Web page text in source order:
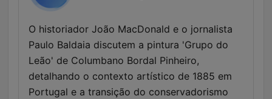
O historiador João MacDonald e o jornalista
Paulo Baldaia discutem a pintura 'Grupo do
Leão' de Columbano Bordal Pinheiro,
detalhando o contexto artístico de 1885 em
Portugal e a transição do conservadorismo